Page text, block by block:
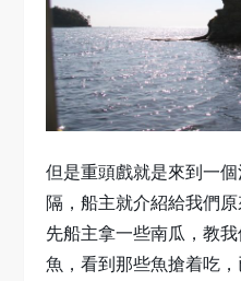
但是重頭戲就是來到一
隔，船主就介紹給我們
先船主拿一些南瓜，教
魚，看到那些魚搶着吃